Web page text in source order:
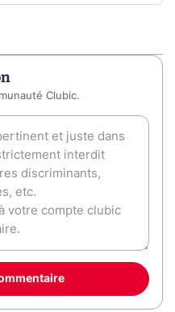
Clubic.